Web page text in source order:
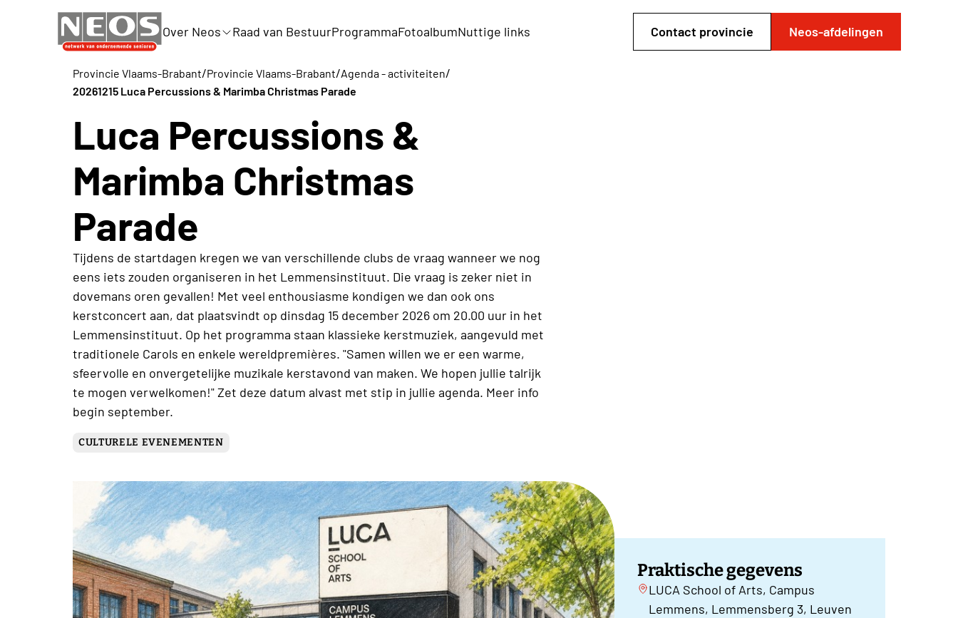
Over Neos Raad van BestuurProgrammaFotoalbumNuttige links Contact provincie Neos-afdelingen
Provincie Vlaams-Brabant/Provincie Vlaams-Brabant/Agenda - activiteiten/
20261215 Luca Percussions & Marimba Christmas Parade
Luca Percussions &
Marimba Christmas
Parade
Tijdens de startdagen kregen we van verschillende clubs de vraag wanneer we nog
eens iets zouden organiseren in het Lemmensinstituut. Die vraag is zeker niet in
dovemans oren gevallen! Met veel enthousiasme kondigen we dan ook ons
kerstconcert aan, dat plaatsvindt op dinsdag 15 december 2026 om 20.00 uur in het
Lemmensinstituut. Op het programma staan klassieke kerstmuziek, aangevuld met
traditionele Carols en enkele wereldpremières. "Samen willen we er een warme,
sfeervolle en onvergetelijke muzikale kerstavond van maken. We hopen jullie talrijk
te mogen verwelkomen!" Zet deze datum alvast met stip in jullie agenda. Meer info
begin september.
CULTURELE EVENEMENTEN
Praktische gegevens
LUCA School of Arts, Campus
Lemmens, Lemmensberg 3, Leuven